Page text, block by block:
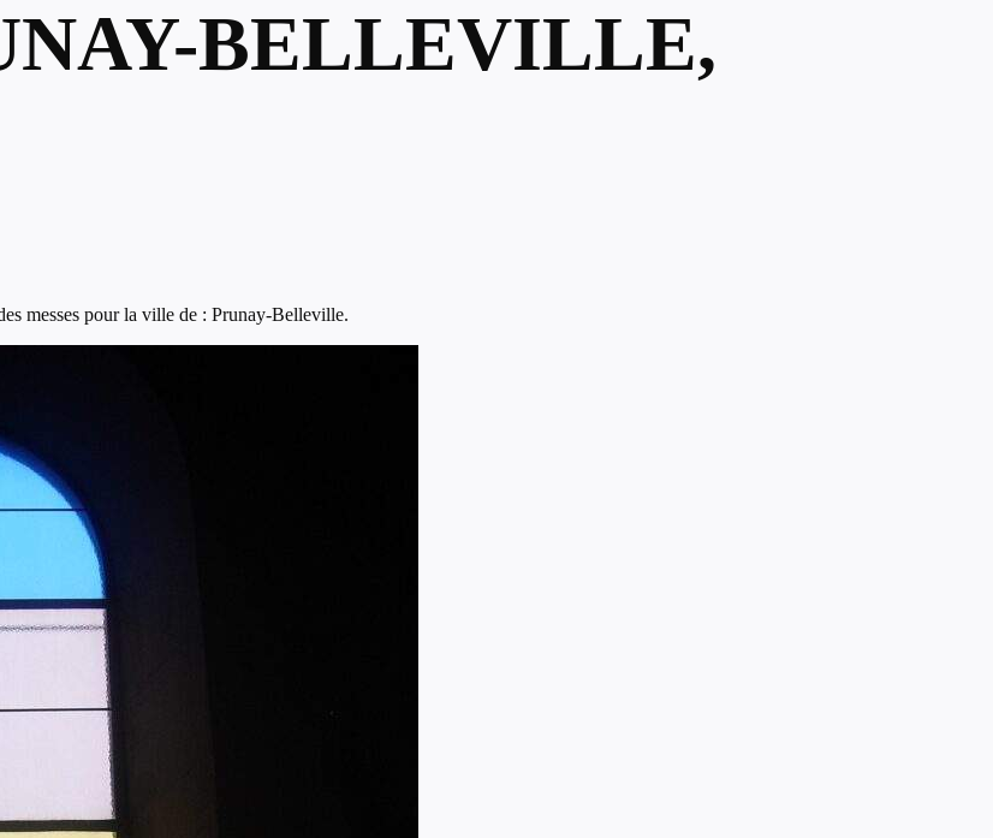
BELLEVILLE,
messes pour la ville de : Prunay-Belleville.